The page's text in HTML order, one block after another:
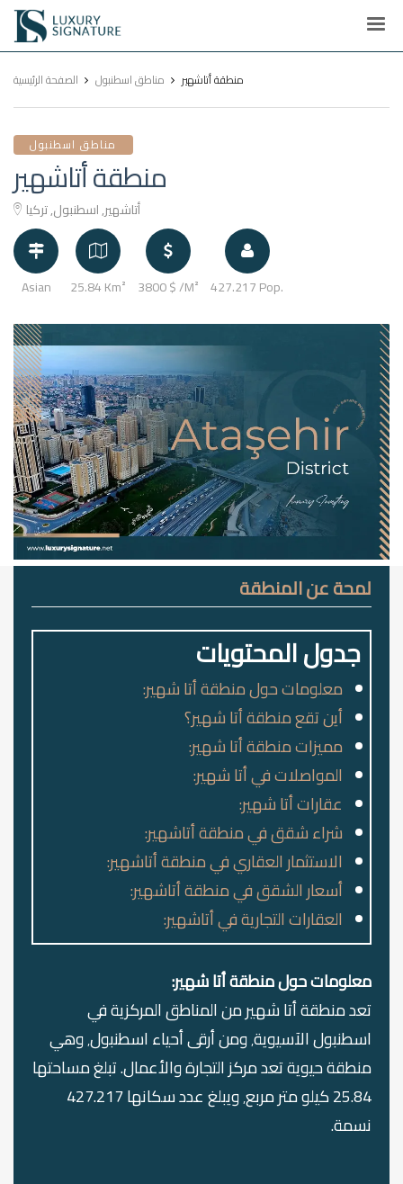
Luxury
Signature
الصفحة الرئيسية مناطق اسطنبول منطقة أتاشهير
مناطق اسطنبول
منطقة أتاشهير
أتاشهير, اسطنبول, تركيا
Asian 25.84 Km² 3800 $ /M² 427.217 Pop.
لمحة عن المنطقة
جدول المحتويات
معلومات حول منطقة أتا شهير:
أين تقع منطقة أتا شهير؟
مميزات منطقة أتا شهير:
المواصلات في أتا شهير:
عقارات أتا شهير:
شراء شقق في منطقة أتاشهير:
الاستثمار العقاري في منطقة أتاشهير:
أسعار الشقق في منطقة أتاشهير:
العقارات التجارية في أتاشهير:
معلومات حول منطقة أتا شهير:
تعد منطقة أتا شهير من المناطق المركزية في
اسطنبول الآسيوية٬ ومن أرقى أحياء اسطنبول٬ وهي
منطقة حيوية تعد مركز التجارة والأعمال. تبلغ مساحتها
25.84 كيلو متر مربع٬ ويبلغ عدد سكانها 427.217
نسمة.